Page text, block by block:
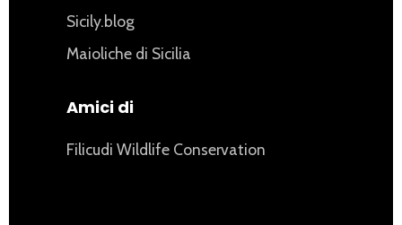
Sicily.blog
Maioliche di Sicilia
Amici di
Filicudi Wildlife Conservation